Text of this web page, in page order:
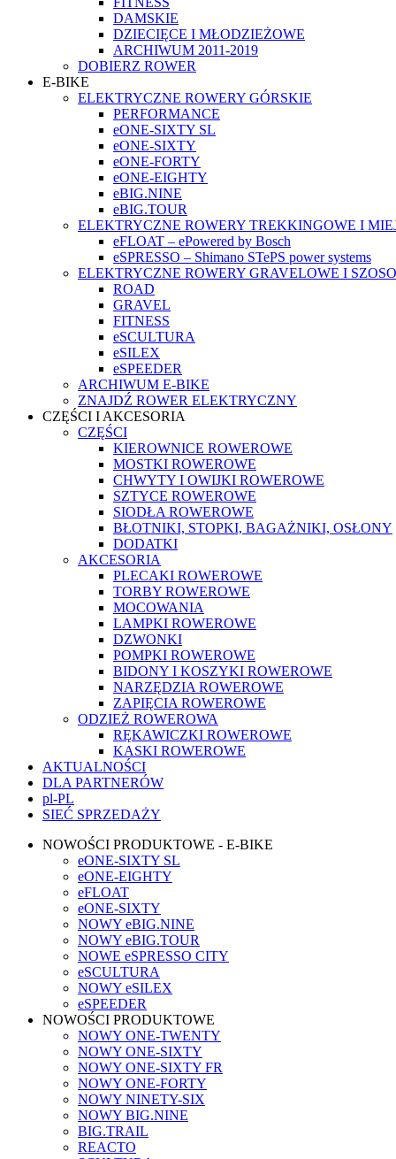
DAMSKIE
DZIECIĘCE I MŁODZIEŻOWE
ARCHIWUM 2011-2019
DOBIERZ ROWER
E-BIKE
ELEKTRYCZNE ROWERY GÓRSKIE
PERFORMANCE
eONE-SIXTY SL
eONE-SIXTY
eONE-FORTY
eONE-EIGHTY
eBIG.NINE
eBIG.TOUR
ELEKTRYCZNE ROWERY TREKKINGOWE I
eFLOAT – ePowered by Bosch
eSPRESSO – Shimano STePS power systems
ELEKTRYCZNE ROWERY GRAVELOWE I
ROAD
GRAVEL
FITNESS
eSCULTURA
eSILEX
eSPEEDER
ARCHIWUM E-BIKE
ZNAJDŹ ROWER ELEKTRYCZNY
CZĘŚCI I AKCESORIA
CZĘŚCI
KIEROWNICE ROWEROWE
MOSTKI ROWEROWE
CHWYTY I OWIJKI ROWEROWE
SZTYCE ROWEROWE
SIODŁA ROWEROWE
BŁOTNIKI, STOPKI, BAGAŻNIKI, OSŁONY
DODATKI
AKCESORIA
PLECAKI ROWEROWE
TORBY ROWEROWE
MOCOWANIA
LAMPKI ROWEROWE
DZWONKI
POMPKI ROWEROWE
BIDONY I KOSZYKI ROWEROWE
NARZĘDZIA ROWEROWE
ZAPIĘCIA ROWEROWE
ODZIEŻ ROWEROWA
RĘKAWICZKI ROWEROWE
KASKI ROWEROWE
AKTUALNOŚCI
DLA PARTNERÓW
pl-PL
SIEĆ SPRZEDAŻY
NOWOŚCI PRODUKTOWE - E-BIKE
eONE-SIXTY SL
eONE-EIGHTY
eFLOAT
eONE-SIXTY
NOWY eBIG.NINE
NOWY eBIG.TOUR
NOWE eSPRESSO CITY
eSCULTURA
NOWY eSILEX
eSPEEDER
NOWOŚCI PRODUKTOWE
NOWY ONE-TWENTY
NOWY ONE-SIXTY
NOWY ONE-SIXTY FR
NOWY ONE-FORTY
NOWY NINETY-SIX
NOWY BIG.NINE
BIG.TRAIL
REACTO